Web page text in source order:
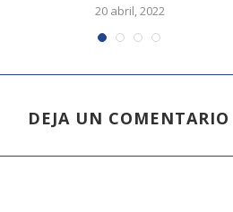
20 abril, 2022
DEJA UN COMENTARIO